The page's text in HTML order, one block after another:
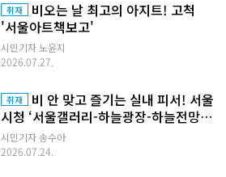
취재
'서울아트책보고'
시민기자 노윤지
2026.07.27.
취재
시청 ‘서울갤러리-하늘광장-하늘전망
대’ 코스
시민기자 송수아
2026.07.24.